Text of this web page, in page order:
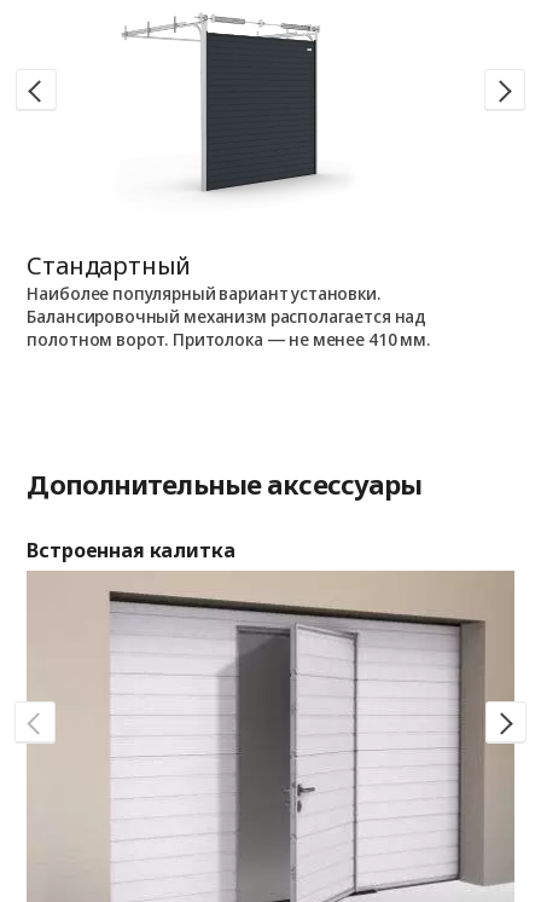
Стандартный
Наиболее популярный вариант установки.
Балансировочный механизм располагается над
полотном ворот. Притолока — не менее 410 мм.
Дополнительные аксессуары
Встроенная калитка